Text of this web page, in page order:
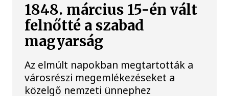
1848. március 15-én vált
felnőtté a szabad
magyarság
Az elmúlt napokban megtartották a
városrészi megemlékezéseket a
közelgő nemzeti ünnephez